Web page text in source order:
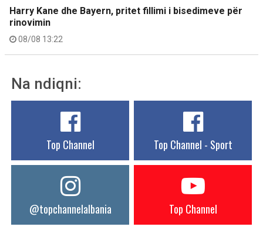
Harry Kane dhe Bayern, pritet fillimi i bisedimeve për
rinovimin
08/08 13:22
Na ndiqni:
Top Channel Top Channel - Sport
@topchannelalbania Top Channel